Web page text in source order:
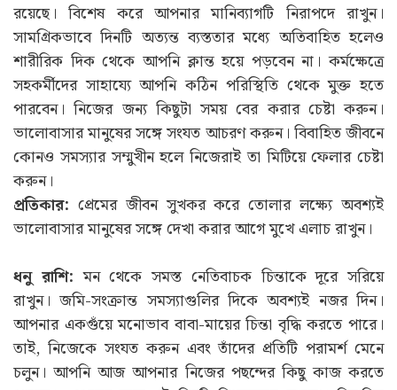
রয়েছে। বিশেষ করে আপনার মানিব্যাগটি নিরাপদে রাখুন।
সামগ্রিকভাবে দিনটি অত্যন্ত ব্যস্ততার মধ্যে অতিবাহিত হলেও
শারীরিক দিক থেকে আপনি ক্লান্ত হয়ে পড়বেন না। কর্মক্ষেত্রে
সহকর্মীদের সাহায্যে আপনি কঠিন পরিস্থিতি থেকে মুক্ত হতে
পারবেন। নিজের জন্য কিছুটা সময় বের করার চেষ্টা করুন।
ভালোবাসার মানুষের সঙ্গে সংযত আচরণ করুন। বিবাহিত জীবনে
কোনও সমস্যার সম্মুখীন হলে নিজেরাই তা মিটিয়ে ফেলার চেষ্টা
করুন।
প্রতিকার: প্রেমের জীবন সুখকর করে তোলার লক্ষ্যে অবশ্যই
ভালোবাসার মানুষের সঙ্গে দেখা করার আগে মুখে এলাচ রাখুন।
ধনু রাশি: মন থেকে সমস্ত নেতিবাচক চিন্তাকে দূরে সরিয়ে
রাখুন। জমি-সংক্রান্ত সমস্যাগুলির দিকে অবশ্যই নজর দিন।
আপনার একগুঁয়ে মনোভাব বাবা-মায়ের চিন্তা বৃদ্ধি করতে পারে।
তাই, নিজেকে সংযত করুন এবং তাঁদের প্রতিটি পরামর্শ মেনে
চলুন। আপনি আজ আপনার নিজের পছন্দের কিছু কাজ করতে